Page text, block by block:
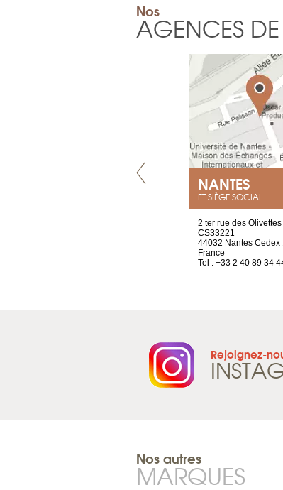
Nos
AGENCES
NANTES
ET SIÈGE SOCIAL
2 ter rue des Olivettes
CS33221
44032 Nantes Cedex
France
Tel : +33 2 40 89 34
Rejoignez-
Nos autres
MARQUES